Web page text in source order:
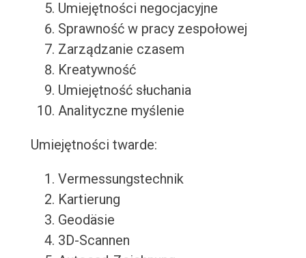
Umiejętności negocjacyjne
Sprawność w pracy zespołowej
Zarządzanie czasem
Kreatywność
Umiejętność słuchania
Analityczne myślenie
Umiejętności twarde:
Vermessungstechnik
Kartierung
Geodäsie
3D-Scannen